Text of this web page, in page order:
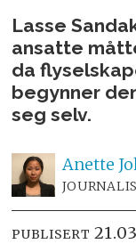
Lasse
ansatte
da
begynner
seg selv.
Anette
PUBLISERT